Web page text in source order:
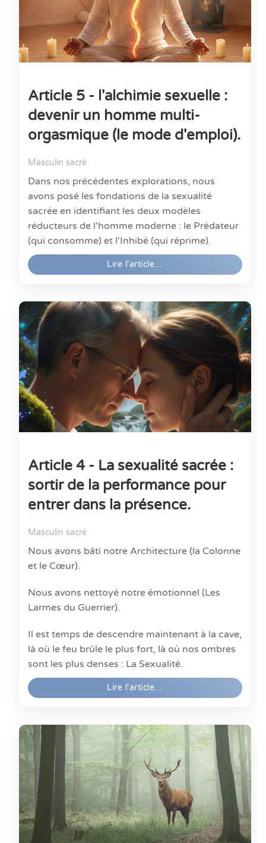
Article 5 - l'alchimie sexuelle :
devenir un homme multi-
orgasmique (le mode d'emploi).
Masculin sacré
Dans nos précédentes explorations, nous
avons posé les fondations de la sexualité
sacrée en identifiant les deux modèles
réducteurs de l'homme moderne : le Prédateur
(qui consomme) et l'Inhibé (qui réprime).
Lire l'article…
Article 4 - La sexualité sacrée :
sortir de la performance pour
entrer dans la présence.
Masculin sacré
Nous avons bâti notre Architecture (la Colonne
et le Cœur).
Nous avons nettoyé notre émotionnel (Les
Larmes du Guerrier).
Il est temps de descendre maintenant à la cave,
là où le feu brûle le plus fort, là où nos ombres
sont les plus denses : La Sexualité.
Lire l'article…